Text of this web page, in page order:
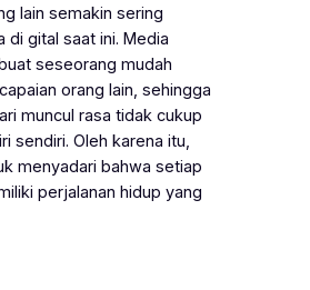
lain semakin sering
di gital saat ini. Media
seseorang mudah
orang lain, sehingga
muncul rasa tidak cukup
sendiri. Oleh karena itu,
menyadari bahwa setiap
perjalanan hidup yang